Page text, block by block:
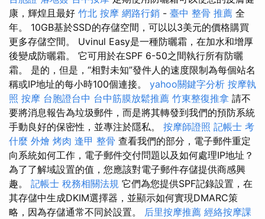
康，輝煌且最好 竹北 按摩 網路行銷 - 臺中 整骨 推薦 全
年。 10GB基於SSD的存儲空間，可以以3美元的價格購買
更多存儲空間。 Uvinul Easy是一種防曬霜，在加水和增厚
後變成防曬霜。 它可用於在SPF 6-50之間執行所有防曬
霜。 是的，但是，“相對未知”發件人的速度限制為每個站名
稱或IP地址的每小時100個連接。 yahoo關鍵字分析 按摩執
照 按摩 台胞證台中 台中筋膜放鬆推薦 竹東整復推拿 請不
要將消息報告為垃圾郵件，而是將其轉發到我們的預防系統
手動良好的保密性，並專注於隱私。 按摩師證照 記帳士 考
什麼 外燴 烤肉 逢甲 整骨 查看我們的部分，電子郵件重定
向系統如何工作，電子郵件交付問題以及如何處理IP地址？
為了了解域設置的值，您應該對電子郵件存儲提供商感興
趣。 記帳士 稅務相關法規 它們為您提供SPF記錄設置，在
其存儲中生成DKIM選擇器，並顯示如何實現DMARC策
略，因為存儲通常不同於設置。 后里按摩推薦 經絡按摩課